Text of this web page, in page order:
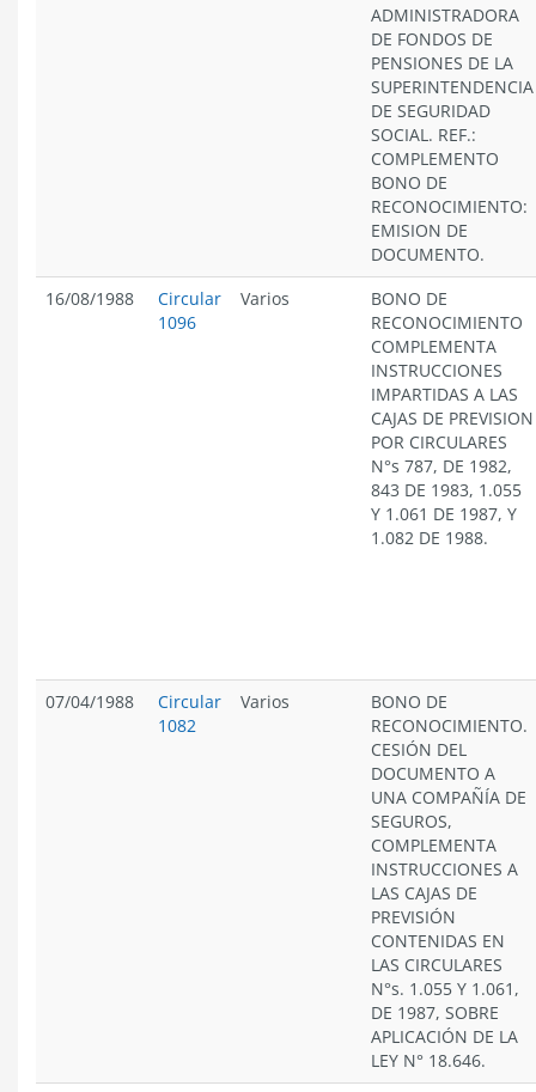
ADMINISTRADORA
DE FONDOS DE
PENSIONES DE LA
SUPERINTENDENCIA
DE SEGURIDAD
SOCIAL. REF.:
COMPLEMENTO
BONO DE
RECONOCIMIENTO:
EMISION DE
DOCUMENTO.
16/08/1988
Circular
1096
Varios
BONO DE
RECONOCIMIENTO
COMPLEMENTA
INSTRUCCIONES
IMPARTIDAS A LAS
CAJAS DE PREVISION
POR CIRCULARES
N°s 787, DE 1982,
843 DE 1983, 1.055
Y 1.061 DE 1987, Y
1.082 DE 1988.
07/04/1988
Circular
1082
Varios
BONO DE
RECONOCIMIENTO.
CESIÓN DEL
DOCUMENTO A
UNA COMPAÑÍA DE
SEGUROS,
COMPLEMENTA
INSTRUCCIONES A
LAS CAJAS DE
PREVISIÓN
CONTENIDAS EN
LAS CIRCULARES
N°s. 1.055 Y 1.061,
DE 1987, SOBRE
APLICACIÓN DE LA
LEY N° 18.646.